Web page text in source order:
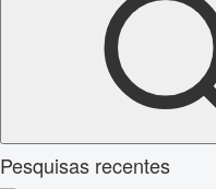
Pesquisas recentes